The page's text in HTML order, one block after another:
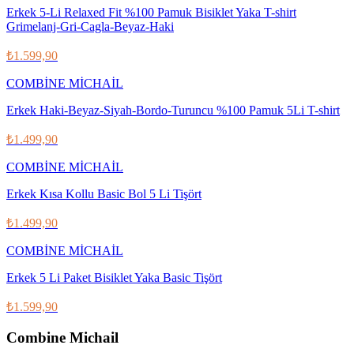
Erkek 5-Li Relaxed Fit %100 Pamuk Bisiklet Yaka T-shirt
Grimelanj-Gri-Cagla-Beyaz-Haki
₺1.599,90
COMBİNE MİCHAİL
Erkek Haki-Beyaz-Siyah-Bordo-Turuncu %100 Pamuk 5Li T-shirt
₺1.499,90
COMBİNE MİCHAİL
Erkek Kısa Kollu Basic Bol 5 Li Tişört
₺1.499,90
COMBİNE MİCHAİL
Erkek 5 Li Paket Bisiklet Yaka Basic Tişört
₺1.599,90
Combine Michail